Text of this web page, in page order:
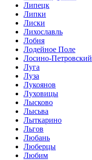
Липецк
Липки
Лиски
Лихославль
Лобня
Лодейное Поле
Лосино-Петровский
Луга
Луза
Лукоянов
Луховицы
Лысково
Лысьва
Лыткарино
Льгов
Любань
Люберцы
Любим